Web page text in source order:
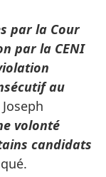
par la Cour
par la CENI
au
volonté
candidats